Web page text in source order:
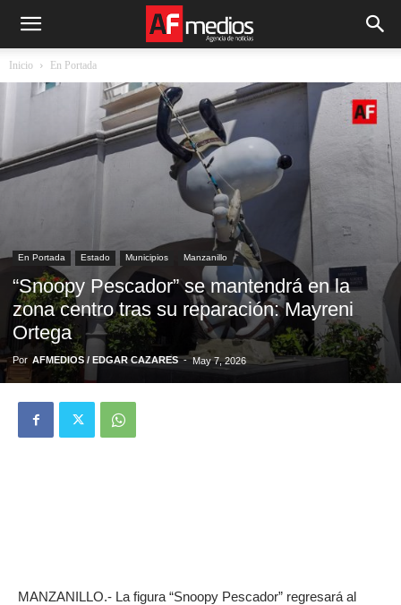
Inicio En Portada
En Portada Estado Municipios Manzanillo
“Snoopy Pescador” se mantendrá en la
zona centro tras su reparación: Mayreni
Ortega
Por AFMEDIOS / EDGAR CAZARES - May 7, 2026
MANZANILLO.- La figura “Snoopy Pescador” regresará al